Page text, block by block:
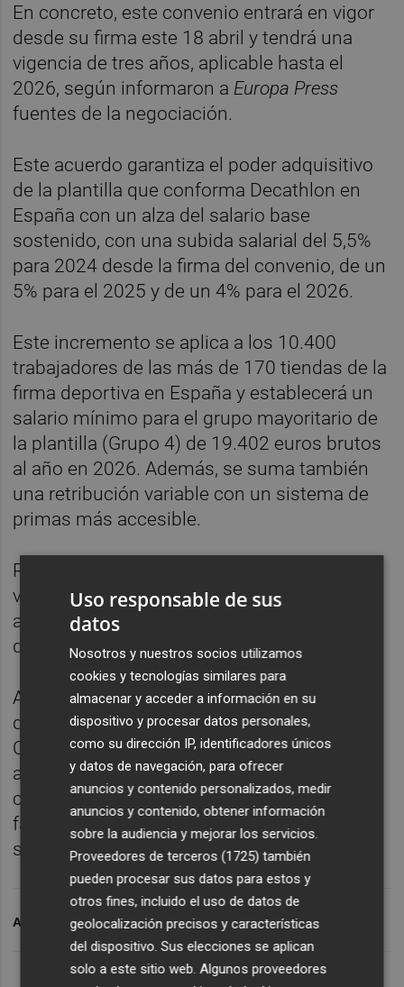
En concreto, este convenio entrará en vigor
desde su firma este 18 abril y tendrá una
vigencia de tres años, aplicable hasta el
2026, según informaron a Europa Press
fuentes de la negociación.
Este acuerdo garantiza el poder adquisitivo
de la plantilla que conforma Decathlon en
España con un alza del salario base
sostenido, con una subida salarial del 5,5%
para 2024 desde la firma del convenio, de un
5% para el 2025 y de un 4% para el 2026.
Este incremento se aplica a los 10.400
trabajadores de las más de 170 tiendas de la
firma deportiva en España y establecerá un
salario mínimo para el grupo mayoritario de
la plantilla (Grupo 4) de 19.402 euros brutos
al año en 2026. Además, se suma también
una retribución variable con un sistema de
primas más accesible.
Respecto a la política de descansos y
vacaciones también mejoran ya que se
amplía de cuatro a seis el número de fines
de semana libres completos al año.
Además, también se incrementan
determinados permisos retribuidos.
Concretamente, los días por mudanza se
amplían de uno a dos días, mientras que los
correspondientes por hospitalización de un
familiar, cónyuge o pareja de hecho hasta
segundo grado, suben de cinco a siete días.
ARCHIVADO EN DECATHLON
Uso responsable de sus
datos
Nosotros y nuestros socios utilizamos
cookies y tecnologías similares para
almacenar y acceder a información en su
dispositivo y procesar datos personales,
como su dirección IP, identificadores únicos
y datos de navegación, para ofrecer
anuncios y contenido personalizados, medir
anuncios y contenido, obtener información
sobre la audiencia y mejorar los servicios.
Proveedores de terceros (1725) también
pueden procesar sus datos para estos y
otros fines, incluido el uso de datos de
geolocalización precisos y características
del dispositivo. Sus elecciones se aplican
solo a este sitio web. Algunos proveedores